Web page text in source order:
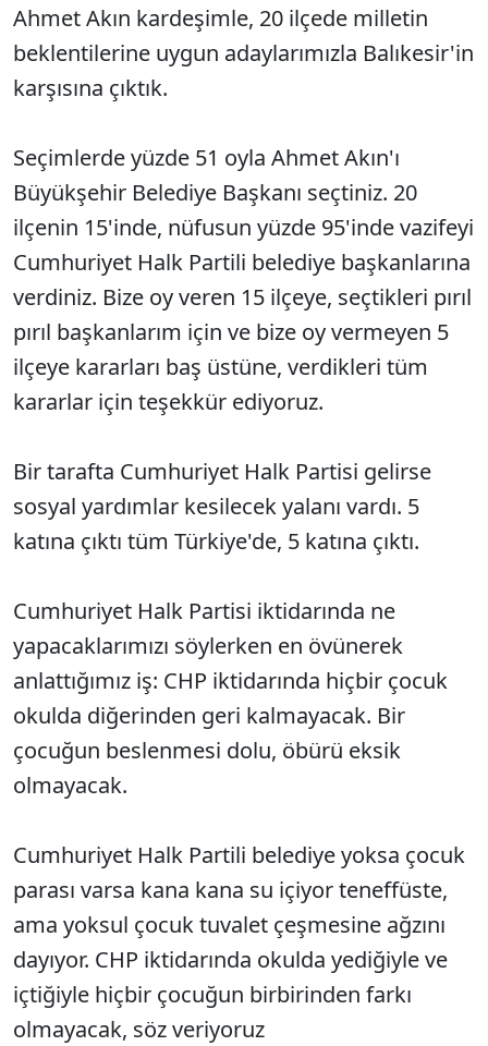
Ahmet Akın kardeşimle, 20 ilçede milletin
beklentilerine uygun adaylarımızla Balıkesir'in
karşısına çıktık.
Seçimlerde yüzde 51 oyla Ahmet Akın'ı
Büyükşehir Belediye Başkanı seçtiniz. 20
ilçenin 15'inde, nüfusun yüzde 95'inde vazifeyi
Cumhuriyet Halk Partili belediye başkanlarına
verdiniz. Bize oy veren 15 ilçeye, seçtikleri pırıl
pırıl başkanlarım için ve bize oy vermeyen 5
ilçeye kararları baş üstüne, verdikleri tüm
kararlar için teşekkür ediyoruz.
Bir tarafta Cumhuriyet Halk Partisi gelirse
sosyal yardımlar kesilecek yalanı vardı. 5
katına çıktı tüm Türkiye'de, 5 katına çıktı.
Cumhuriyet Halk Partisi iktidarında ne
yapacaklarımızı söylerken en övünerek
anlattığımız iş: CHP iktidarında hiçbir çocuk
okulda diğerinden geri kalmayacak. Bir
çocuğun beslenmesi dolu, öbürü eksik
olmayacak.
Cumhuriyet Halk Partili belediye yoksa çocuk
parası varsa kana kana su içiyor teneffüste,
ama yoksul çocuk tuvalet çeşmesine ağzını
dayıyor. CHP iktidarında okulda yediğiyle ve
içtiğiyle hiçbir çocuğun birbirinden farkı
olmayacak, söz veriyoruz